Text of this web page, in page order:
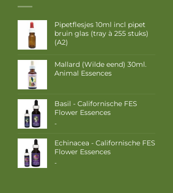
Pipetflesjes 10ml incl pipet
bruin glas (tray à 255 stuks)
(A2)
Mallard (Wilde eend) 30ml.
Animal Essences
Basil - Californische FES
Flower Essences
-Prijsklasse:
tot
€ 17,50
Echinacea - Californische FES
Flower Essences
-Prijsklasse: